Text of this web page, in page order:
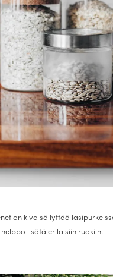
on kiva säilyttää
helppo lisätä erilaisiin ruokiin.